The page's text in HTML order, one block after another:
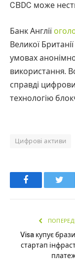
CBDC може
Банк Англії
Великої
умовах
використання.
справді
технологію
Цифрові активи
Facebook
Visa купує
стартап